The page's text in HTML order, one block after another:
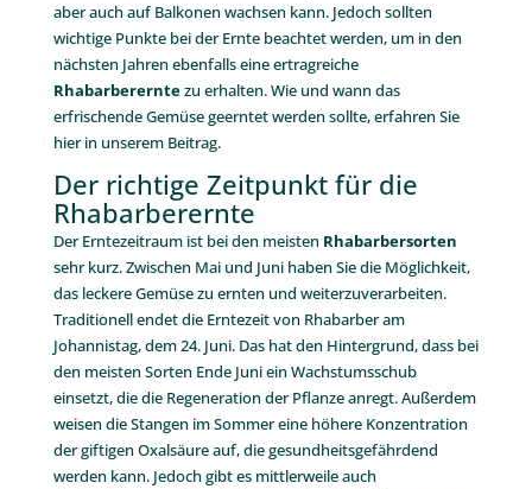
aber auch auf Balkonen wachsen kann. Jedoch sollten
wichtige Punkte bei der Ernte beachtet werden, um in den
nächsten Jahren ebenfalls eine ertragreiche
Rhabarbererntezu erhalten. Wie und wann das
erfrischende Gemüse geerntet werden sollte, erfahren Sie
hier in unserem Beitrag.
Der richtige Zeitpunkt für die
Rhabarberernte
Der Erntezeitraum ist bei den meisten Rhabarbersorten
sehr kurz. Zwischen Mai und Juni haben Sie die Möglichkeit,
das leckere Gemüse zu ernten und weiterzuverarbeiten.
Traditionell endet die Erntezeit von Rhabarber am
Johannistag, dem 24. Juni. Das hat den Hintergrund, dass bei
den meisten Sorten Ende Juni ein Wachstumsschub
einsetzt, die die Regeneration der Pflanze anregt. Außerdem
weisen die Stangen im Sommer eine höhere Konzentration
der giftigen Oxalsäure auf, die gesundheitsgefährdend
werden kann. Jedoch gibt es mittlerweile auch